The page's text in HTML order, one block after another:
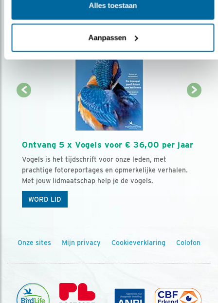
Alles toestaan
Aanpassen
Ontvang 5 x Vogels voor € 36,00 per jaar
Vogels is het tijdschrift voor onze leden, met
prachtige fotoreportages en opmerkelijke verhalen.
Met jouw lidmaatschap help je de vogels.
WORD LID
Onze sites Mijn privacy Cookieverklaring Colofon